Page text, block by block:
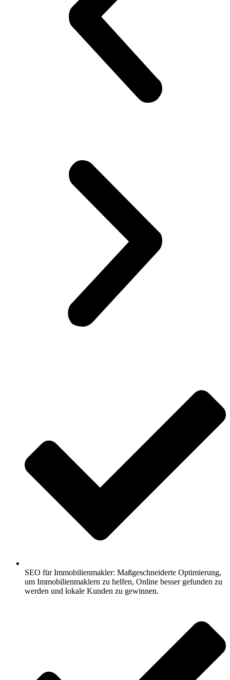
SEO für Immobilienmakler: Maßgeschneiderte Optimierung,
um Immobilienmaklern zu helfen, Online besser gefunden zu
werden und lokale Kunden zu gewinnen.